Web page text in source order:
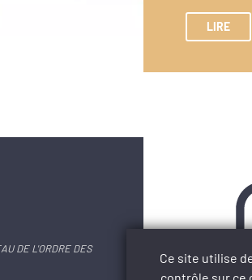
LIRE
DE L'ORDRE DES
Ce site utilise